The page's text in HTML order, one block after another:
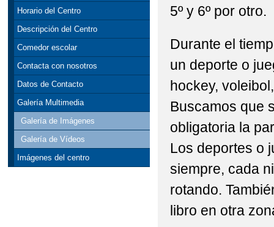
Horario del Centro
Descripción del Centro
Comedor escolar
Contacta con nosotros
Datos de Contacto
Galería Multimedia
Galería de Imágenes
Galería de Vídeos
Imágenes del centro
5º y 6º por otro.
Durante el
un deporte o
hockey,
Buscamos que
obligatoria la
Los deportes o
siempre, cada
rotando.
libro en otra